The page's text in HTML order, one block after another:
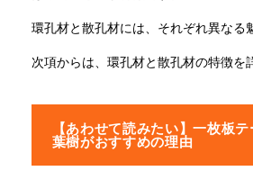
環孔材と散孔材には、それぞれ異なる
次項からは、環孔材と散孔材の特徴を
【あわせて読みたい】一枚板
葉樹がおすすめの理由